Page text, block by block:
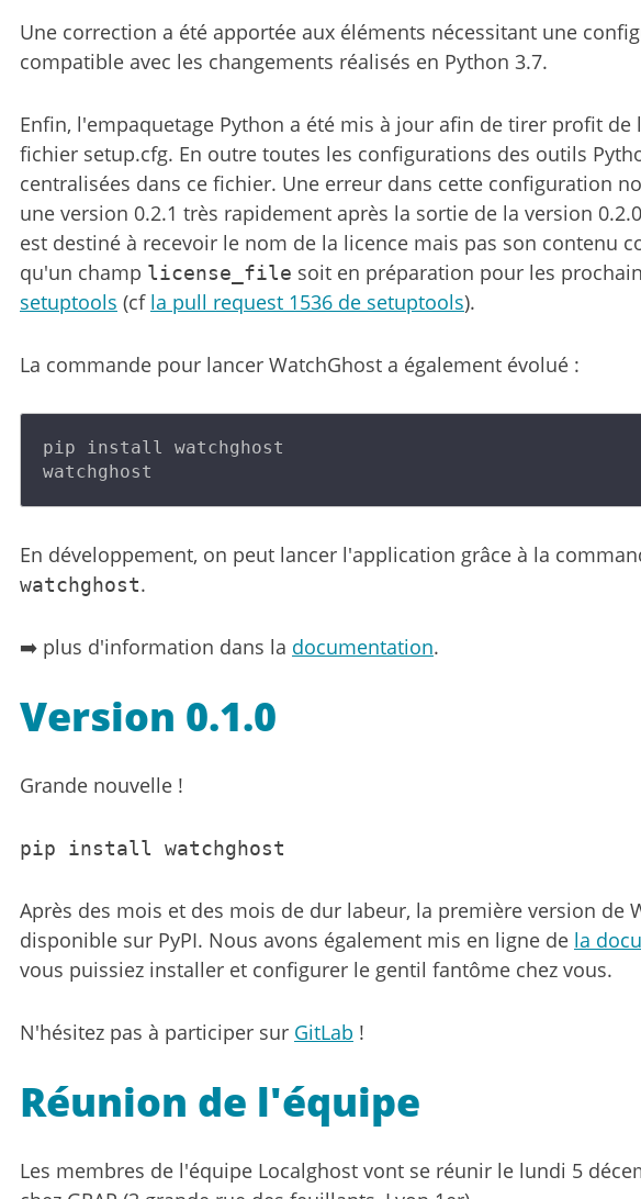
Une correction a été apportée aux éléments nécessitant une
compatible avec les changements réalisés en Python 3.7.
Enfin, l'empaquetage Python a été mis à jour afin de tirer profit
fichier setup.cfg. En outre toutes les configurations des outils
centralisées dans ce fichier. Une erreur dans cette configuration
une version 0.2.1 très rapidement après la sortie de la version
est destiné à recevoir le nom de la licence mais pas son contenu
qu'un champ license_file soit en préparation pour les
setuptools (cf la pull request 1536 de setuptools).
La commande pour lancer WatchGhost a également évolué :
pip install watchghost
En développement, on peut lancer l'application grâce à la
watchghost.
➡️ plus d'information dans la documentation.
Version 0.1.0
Grande nouvelle !
pip install watchghost
Après des mois et des mois de dur labeur, la première version de
disponible sur PyPI. Nous avons également mis en ligne de la
vous puissiez installer et configurer le gentil fantôme chez vous.
N'hésitez pas à participer sur GitLab !
Réunion de l'équipe
Les membres de l'équipe Localghost vont se réunir le lundi 5